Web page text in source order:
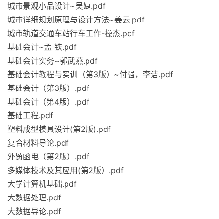
城市景观小品设计~吴婕.pdf
城市详细规划原理与设计方法~姜云.pdf
城市轨道交通车站行车工作-操杰.pdf
基础会计~孟 铁.pdf
基础会计实务~郭武燕.pdf
基础会计教程与实训（第3版）~付强，李洁.pdf
基础会计（第3版）.pdf
基础会计（第4版）.pdf
基础工程.pdf
塑料成型模具设计(第2版).pdf
复合材料导论.pdf
外贸函电（第2版）.pdf
多媒体技术及其应用(第2版）.pdf
大学计算机基础.pdf
大数据处理.pdf
大数据导论.pdf